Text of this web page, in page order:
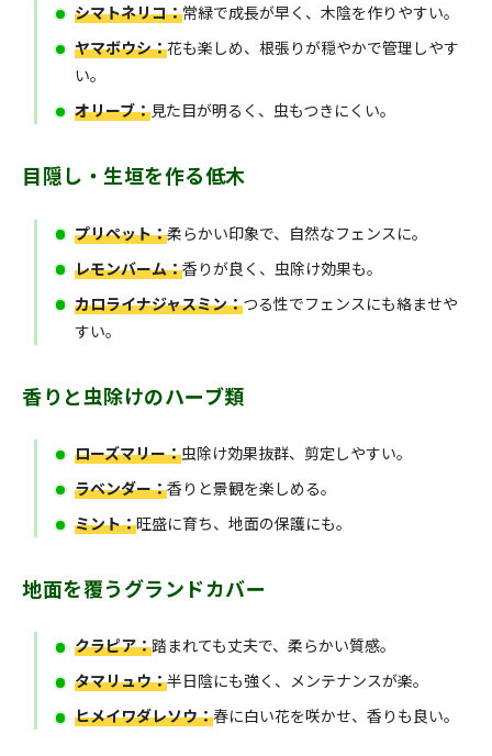
シマトネリコ：常緑で成長が早く、木陰を作りやすい。
ヤマボウシ：花も楽しめ、根張りが穏やかで管理しやす
い。
オリーブ：見た目が明るく、虫もつきにくい。
目隠し・生垣を作る低木
プリペット：柔らかい印象で、自然なフェンスに。
レモンバーム：香りが良く、虫除け効果も。
カロライナジャスミン：つる性でフェンスにも絡ませや
すい。
香りと虫除けのハーブ類
ローズマリー：虫除け効果抜群、剪定しやすい。
ラベンダー：香りと景観を楽しめる。
ミント：旺盛に育ち、地面の保護にも。
地面を覆うグランドカバー
クラピア：踏まれても丈夫で、柔らかい質感。
タマリュウ：半日陰にも強く、メンテナンスが楽。
ヒメイワダレソウ：春に白い花を咲かせ、香りも良い。